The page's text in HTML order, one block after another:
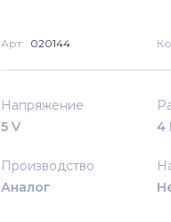
Арт: 020144
Напряжение
5 V
4
Производство
Аналог